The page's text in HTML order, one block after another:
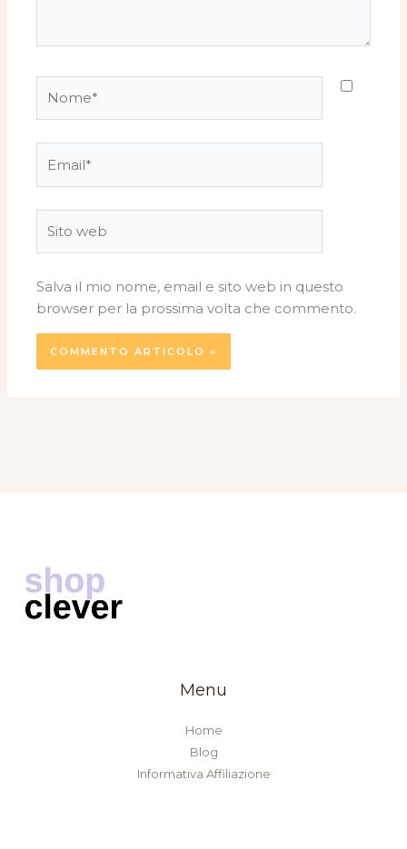
web
Salva il mio nome, email e sito web in questo
browser per la prossima volta che commento.
Menu
Home
Blog
Informativa Affiliazione